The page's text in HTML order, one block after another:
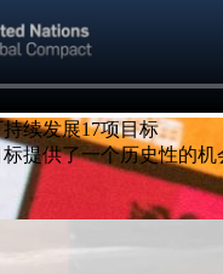
续发展17项目标
提供了一个历史性的